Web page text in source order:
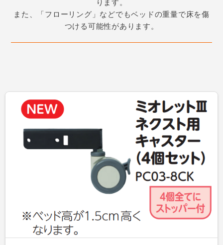
ります。
また、「フローリング」などでもベッドの重量で床を傷
つける可能性があります。